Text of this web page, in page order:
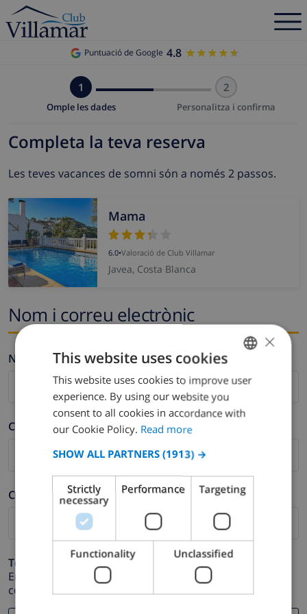
Puntuació de Google 4.8 ★★★★★
★★★★★
1
Omple les dades
2
Personalitza i confirma
Completa la teva reserva
Les teves vacances de somni són a només 2 passos.
Mama
6.0•Valoració de Club Villamar
Javea, Costa Blanca
Nom i correu electrònic
Nom *
Cognom *
Correu electrònic *
Telèfon *
En cas que la direcció de correu electrònic no funcioni
correctament.
ENGLISH
DUTCH
CATALAN
ITALIAN
DANISH
NORWEGIAN
×
This website uses cookies
This website uses cookies to improve user
experience. By using our website you
consent to all cookies in accordance with
our Cookie Policy. Read more
SHOW ALL PARTNERS (1913) →
Strictly
necessary
Performance Targeting
Functionality Unclassified